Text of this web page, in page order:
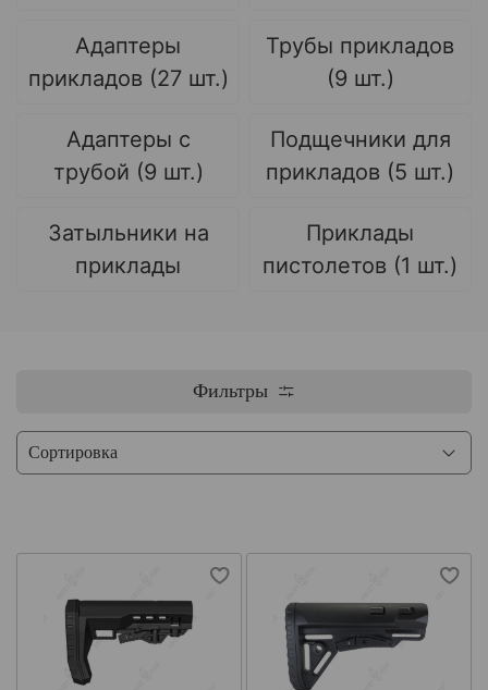
Адаптеры
прикладов (27 шт.)
Трубы прикладов
(9 шт.)
Адаптеры с
трубой (9 шт.)
Подщечники для
прикладов (5 шт.)
Затыльники на
приклады
Приклады
пистолетов (1 шт.)
Фильтры